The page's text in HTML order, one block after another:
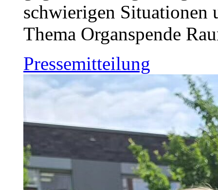
schwierigen Situationen
Thema Organspende
Pressemitteilung